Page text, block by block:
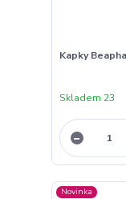
Kapky
Skladem 23
Novinka